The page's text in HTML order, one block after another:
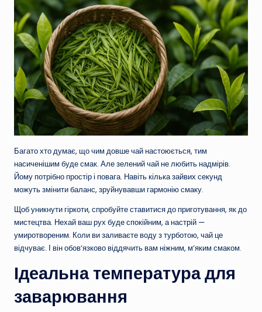
Багато хто думає, що чим довше чай настоюється, тим
насиченішим буде смак. Але зелений чай не любить надмірів.
Йому потрібно простір і повага. Навіть кілька зайвих секунд
можуть змінити баланс, зруйнувавши гармонію смаку.
Щоб уникнути гіркоти, спробуйте ставитися до приготування, як до
мистецтва. Нехай ваш рух буде спокійним, а настрій —
умиротвореним. Коли ви заливаєте воду з турботою, чай це
відчуває. І він обов’язково віддячить вам ніжним, м’яким смаком.
Ідеальна температура для
заварювання